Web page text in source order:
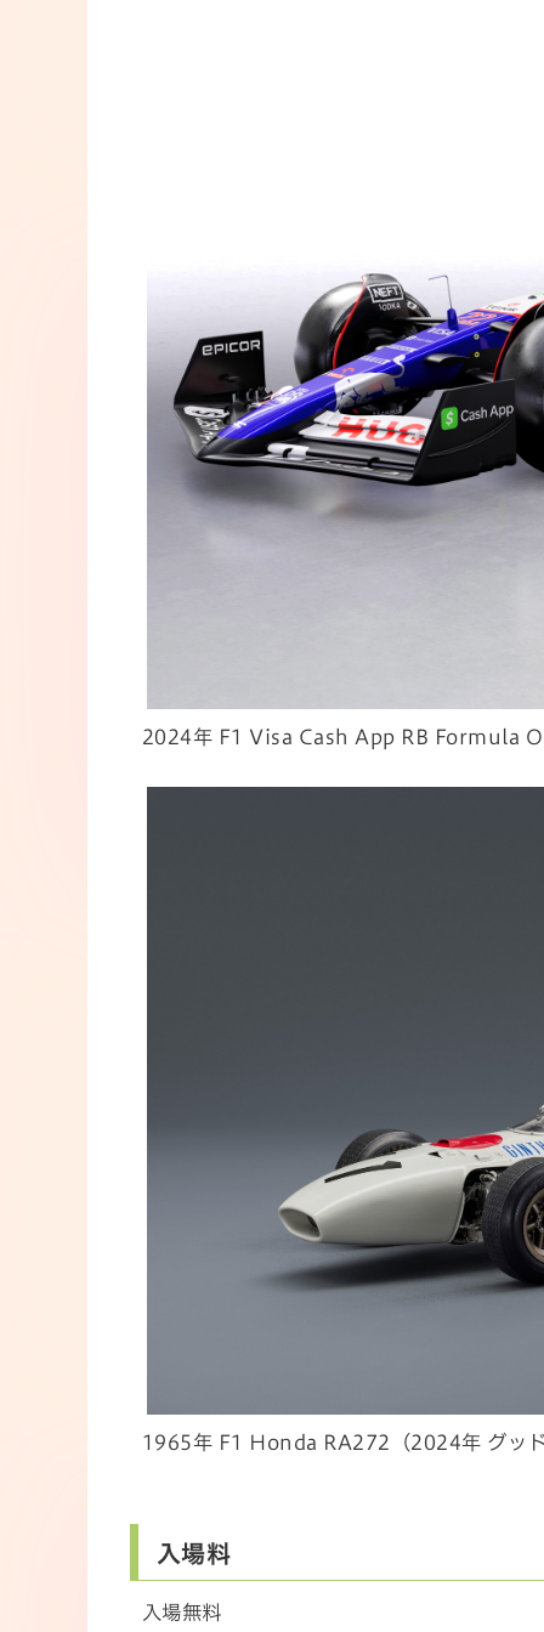
2024年 F1 Visa Cash App RB Formula
1965年 F1 Honda RA272（2024年 グッド
入場料
入場無料